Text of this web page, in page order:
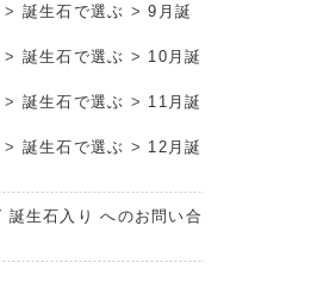
> 誕生石で選ぶ >9月誕
> 誕生石で選ぶ > 10月誕
> 誕生石で選ぶ > 11月誕
> 誕生石で選ぶ > 12月誕
誕生石入り へのお問い合